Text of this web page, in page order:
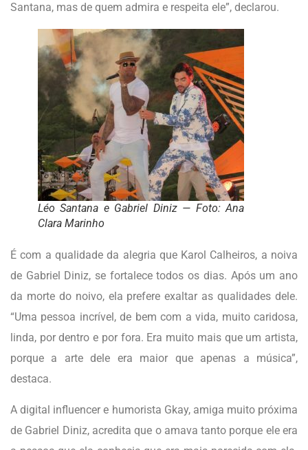
Santana, mas de quem admira e respeita ele”, declarou.
Léo Santana e Gabriel Diniz — Foto: Ana
Clara Marinho
É com a qualidade da alegria que Karol Calheiros, a noiva
de Gabriel Diniz, se fortalece todos os dias. Após um ano
da morte do noivo, ela prefere exaltar as qualidades dele.
“Uma pessoa incrível, de bem com a vida, muito caridosa,
linda, por dentro e por fora. Era muito mais que um artista,
porque a arte dele era maior que apenas a música”,
destaca.
A digital influencer e humorista Gkay, amiga muito próxima
de Gabriel Diniz, acredita que o amava tanto porque ele era